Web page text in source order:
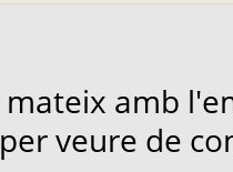
amb
veure de